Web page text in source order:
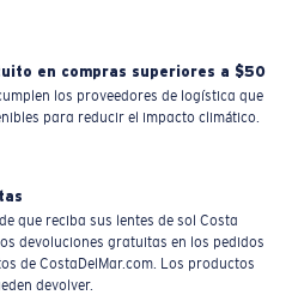
en compras superiores a $50
los proveedores de logística que
para reducir el impacto climático.
que reciba sus lentes de sol Costa
devoluciones gratuitas en los pedidos
de CostaDelMar.com. Los productos
devolver.